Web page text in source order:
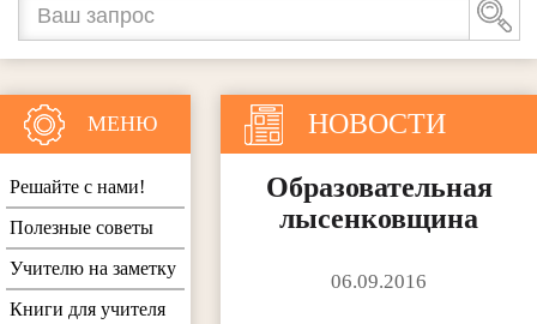
НОВОСТИ
Образовательная
лысенковщина
06.09.2016
МЕНЮ
Решайте с нами!
Полезные советы
Учителю на заметку
Книги для учителя